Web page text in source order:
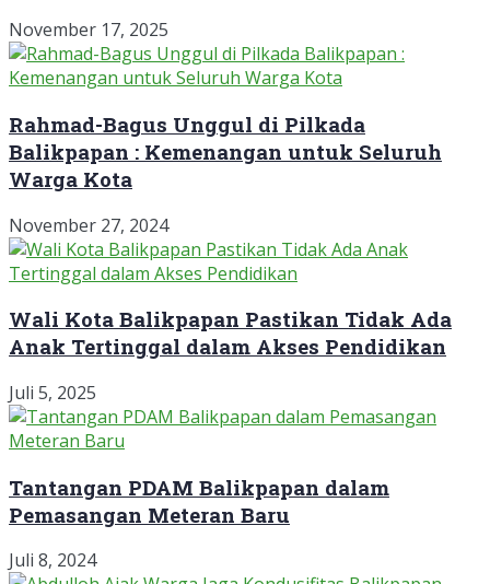
November 17, 2025
Rahmad-Bagus Unggul di Pilkada
Balikpapan : Kemenangan untuk Seluruh
Warga Kota
November 27, 2024
Wali Kota Balikpapan Pastikan Tidak Ada
Anak Tertinggal dalam Akses Pendidikan
Juli 5, 2025
Tantangan PDAM Balikpapan dalam
Pemasangan Meteran Baru
Juli 8, 2024